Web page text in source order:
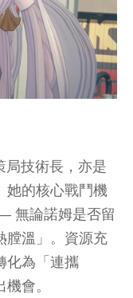
局技術長，亦是
她的核心戰鬥機
無論諾姆是否留
膛溫」。資源充
化為「連攜
會。